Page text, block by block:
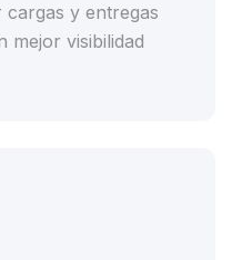
y entregas
mejor visibilidad